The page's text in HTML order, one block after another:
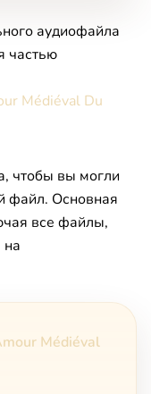
аудиофайла
частью
Médiéval Du
чтобы вы могли
файл. Основная
все файлы,
на
Médiéval